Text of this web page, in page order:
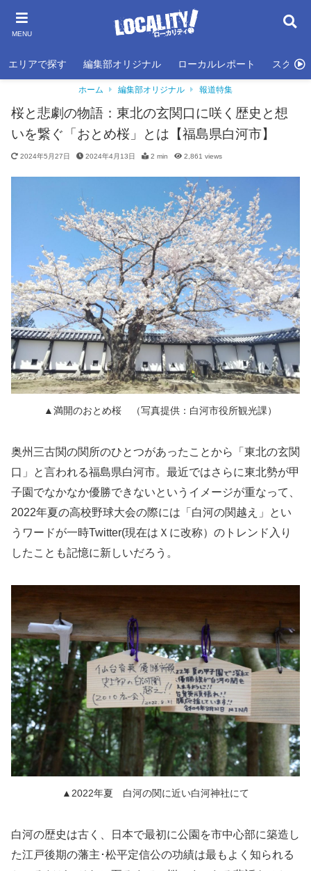
MENU
エリアで探す 編集部オリジナル ローカルレポート スクール
ホーム 編集部オリジナル 報道特集
桜と悲劇の物語：東北の玄関口に咲く歴史と想
いを繋ぐ「おとめ桜」とは【福島県白河市】
2024年5月27日 2024年4月13日 2 min 2,861 views
▲満開のおとめ桜 （写真提供：白河市役所観光課）
奥州三古関の関所のひとつがあったことから「東北の玄関
口」と言われる福島県白河市。最近ではさらに東北勢が甲
子園でなかなか優勝できないというイメージが重なって、
2022年夏の高校野球大会の際には「白河の関越え」とい
うワードが一時Twitter(現在はＸに改称）のトレンド入り
したことも記憶に新しいだろう。
▲2022年夏 白河の関に近い白河神社にて
白河の歴史は古く、日本で最初に公園を市中心部に築造し
た江戸後期の藩主･松平定信公の功績は最もよく知られる